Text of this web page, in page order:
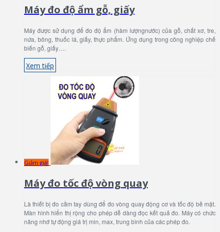
Máy đo độ ẩm gỗ, giấy
Máy được sử dụng để đo độ ẩm (hàm lượngnước) của gỗ, chất xơ, tre,
nứa, bông, thuốc lá, giấy, thực phẩm. Ứng dụng trong công nghiệp chế
biến gỗ, giấy….
Xem tiếp
Giảm giá!
Máy đo tốc độ vòng quay
Là thiết bị đo cầm tay dùng để đo vòng quay động cơ và tốc độ bề mặt.
Màn hình hiển thị rộng cho phép dễ dàng đọc kết quả đo. Máy có chức
năng nhớ tự động giá trị min, max, trung bình của các phép đo.